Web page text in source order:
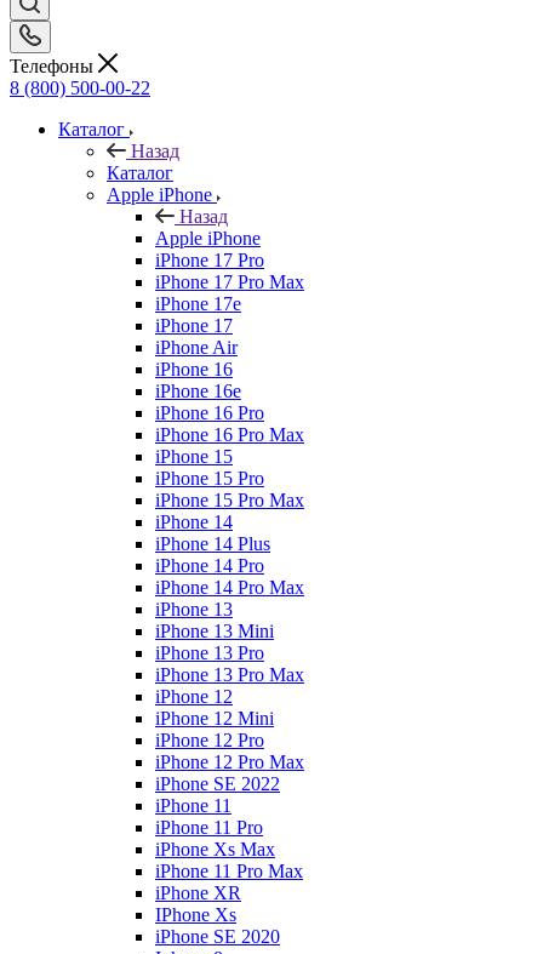
Телефоны
8 (800) 500-00-22
Каталог
Назад
Каталог
Apple iPhone
Назад
Apple iPhone
iPhone 17 Pro
iPhone 17 Pro Max
iPhone 17e
iPhone 17
iPhone Air
iPhone 16
iPhone 16e
iPhone 16 Pro
iPhone 16 Pro Max
iPhone 15
iPhone 15 Pro
iPhone 15 Pro Max
iPhone 14
iPhone 14 Plus
iPhone 14 Pro
iPhone 14 Pro Max
iPhone 13
iPhone 13 Mini
iPhone 13 Pro
iPhone 13 Pro Max
iPhone 12
iPhone 12 Mini
iPhone 12 Pro
iPhone 12 Pro Max
iPhone SE 2022
iPhone 11
iPhone 11 Pro
iPhone Xs Max
iPhone 11 Pro Max
iPhone XR
IPhone Xs
iPhone SE 2020